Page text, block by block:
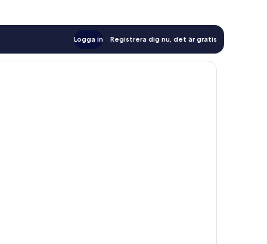
Logga in Registrera dig nu, det är gratis